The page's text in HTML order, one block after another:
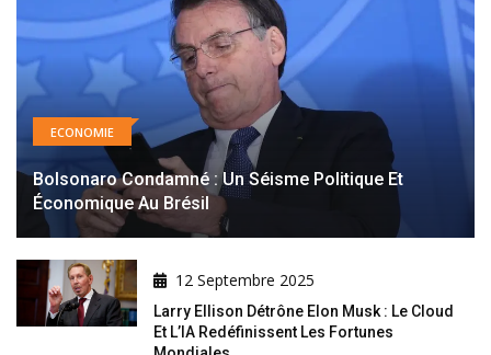
ECONOMIE
Bolsonaro Condamné : Un Séisme Politique Et
Économique Au Brésil
12 Septembre 2025
Larry Ellison Détrône Elon Musk : Le Cloud
Et L’IA Redéfinissent Les Fortunes